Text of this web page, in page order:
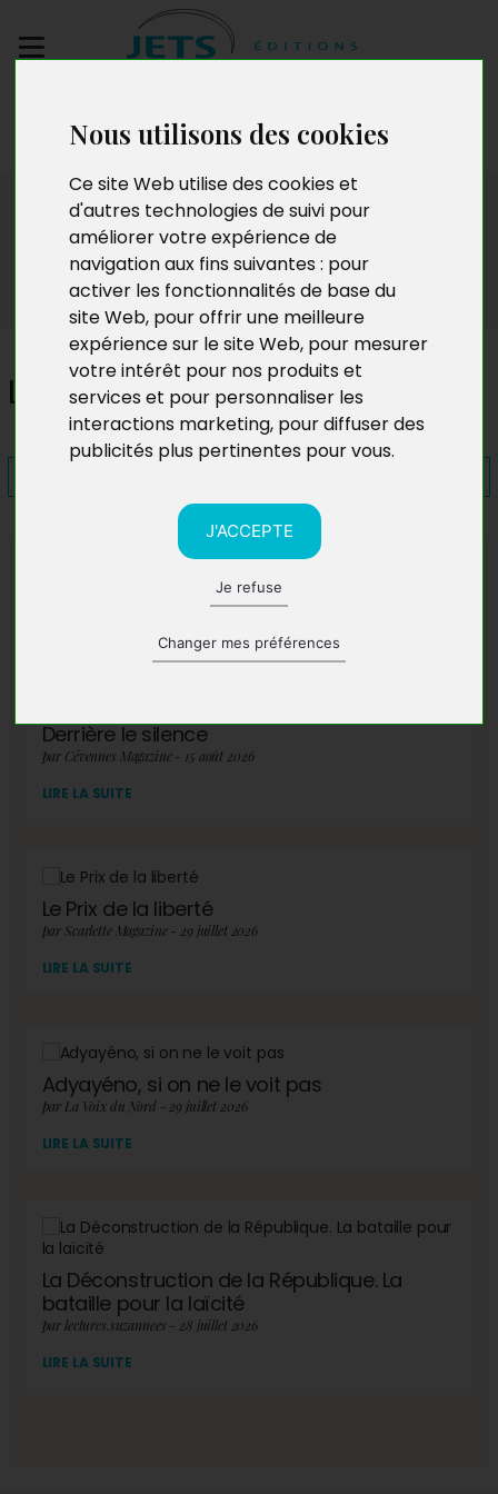
Nous utilisons des cookies
Ce site Web utilise des cookies et
d'autres technologies de suivi pour
améliorer votre expérience de
navigation aux fins suivantes : pour
activer les fonctionnalités de base du
site Web, pour offrir une meilleure
expérience sur le site Web, pour mesurer
votre intérêt pour nos produits et
services et pour personnaliser les
interactions marketing, pour diffuser des
publicités plus pertinentes pour vous.
J'ACCEPTE
Je refuse
Changer mes préférences
manuscrit
Presse
Le Cri joyeux du violoncelle
A lire également
Derrière le silence
par Cévennes Magazine - 15 août 2026
LIRE LA SUITE
Le Prix de la liberté
par Scarlette Magazine - 29 juillet 2026
LIRE LA SUITE
Adyayéno, si on ne le voit pas
par La Voix du Nord - 29 juillet 2026
LIRE LA SUITE
La Déconstruction de la République. La
bataille pour la laïcité
par lectures.suzannees - 28 juillet 2026
LIRE LA SUITE